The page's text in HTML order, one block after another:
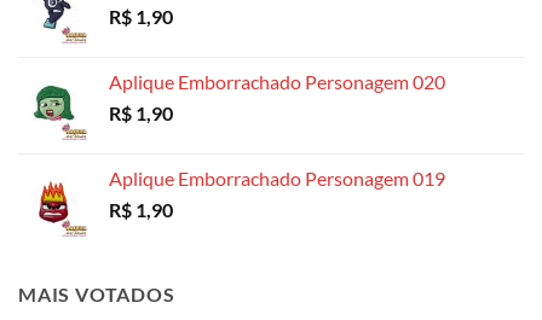
R$ 1,90
Aplique Emborrachado Personagem 020
R$ 1,90
Aplique Emborrachado Personagem 019
R$ 1,90
MAIS VOTADOS